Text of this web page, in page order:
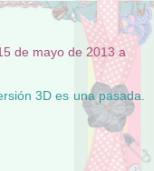
de mayo de 2013 a
3D es una pasada.